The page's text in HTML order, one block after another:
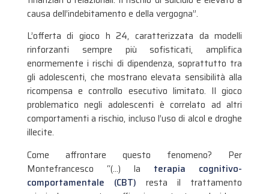
causa dell’indebitamento e della vergogna”.
L’offerta di gioco h 24, caratterizzata da modelli
rinforzanti sempre più sofisticati, amplifica
enormemente i rischi di dipendenza, soprattutto tra
gli adolescenti, che mostrano elevata sensibilità alla
ricompensa e controllo esecutivo limitato. Il gioco
problematico negli adolescenti è correlato ad altri
comportamenti a rischio, incluso l’uso di alcol e droghe
illecite.
Come affrontare questo fenomeno? Per
Montefrancesco “(…) la terapia cognitivo-
comportamentale (CBT) resta il trattamento